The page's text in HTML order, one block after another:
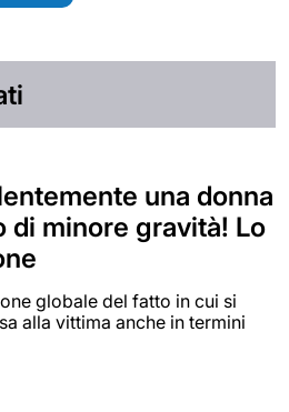
una donna
di minore gravità! Lo
globale del fatto in cui si
alla vittima anche in termini